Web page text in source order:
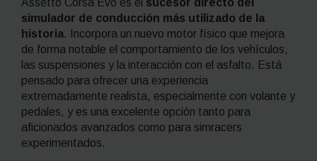
Assetto Corsa Evo es el sucesor directo del
simulador de conducción más utilizado de la
historia. Incorpora un nuevo motor físico que mejora
de forma notable el comportamiento de los vehículos,
las suspensiones y la interacción con el asfalto. Está
pensado para ofrecer una experiencia
extremadamente realista, especialmente con volante y
pedales, y es una excelente opción tanto para
aficionados avanzados como para simracers
experimentados.